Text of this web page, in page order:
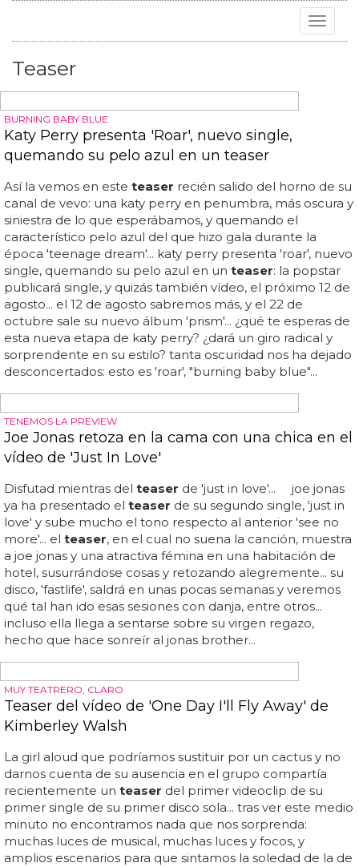
Toggle
Teaser
BURNING BABY BLUE
Katy Perry presenta 'Roar', nuevo single,
quemando su pelo azul en un teaser
canal de vevo: una katy perry en penumbra, más oscura y
siniestra de lo que esperábamos, y quemando el
característico pelo azul del que hizo gala durante la
single, quemando su pelo azul en unteaser
: la popstar
publicará single, y quizás también vídeo, el próximo 12 de
agosto... el 12 de agosto sabremos más, y el 22 de
octubre sale su nuevo álbum 'prism'... ¿qué te esperas de
esta nueva etapa de katy perry? ¿dará un giro radical y
sorprendente en su estilo? tanta oscuridad nos ha dejado
desconcertados: esto es 'roar', "burning baby blue"...
TENEMOS LA PREVIEW
Joe Jonas retoza en la cama con una chica en el